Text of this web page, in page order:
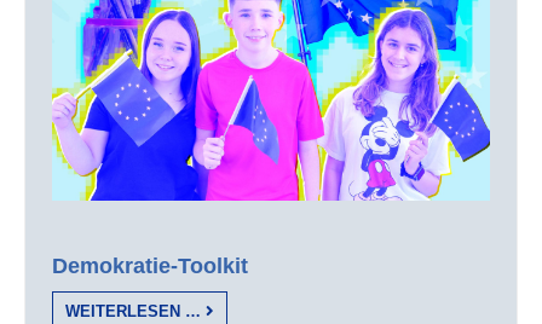
Demokratie-Toolkit
WEITERLESEN …